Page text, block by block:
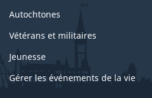
Autochtones
Vétérans et militaires
Jeunesse
Gérer les événements de la vie